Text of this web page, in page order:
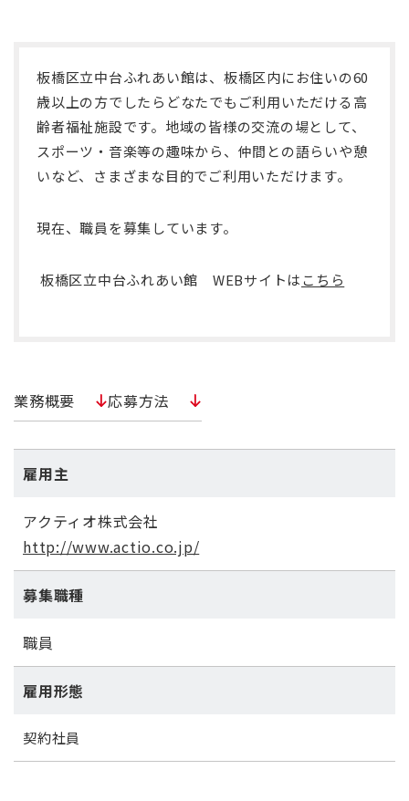
板橋区立中台ふれあい館は、板橋区内にお住いの60
歳以上の方でしたらどなたでもご利用いただける高
齢者福祉施設です。地域の皆様の交流の場として、
スポーツ・音楽等の趣味から、仲間との語らいや憩
いなど、さまざまな目的でご利用いただけます。
現在、職員を募集しています。
板橋区立中台ふれあい館 WEBサイトはこちら
業務概要 応募方法
雇用主
アクティオ株式会社
http://www.actio.co.jp/
募集職種
職員
雇用形態
契約社員